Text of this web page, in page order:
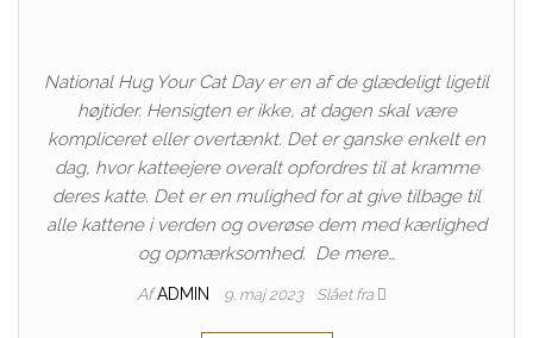
National Hug Your Cat Day er en af ​​de glædeligt ligetil
højtider. Hensigten er ikke, at dagen skal være
kompliceret eller overtænkt. Det er ganske enkelt en
dag, hvor katteejere overalt opfordres til at kramme
deres katte. Det er en mulighed for at give tilbage til
alle kattene i verden og overøse dem med kærlighed
og opmærksomhed. De mere…
Af ADMIN 9. maj 2023 Slået fra